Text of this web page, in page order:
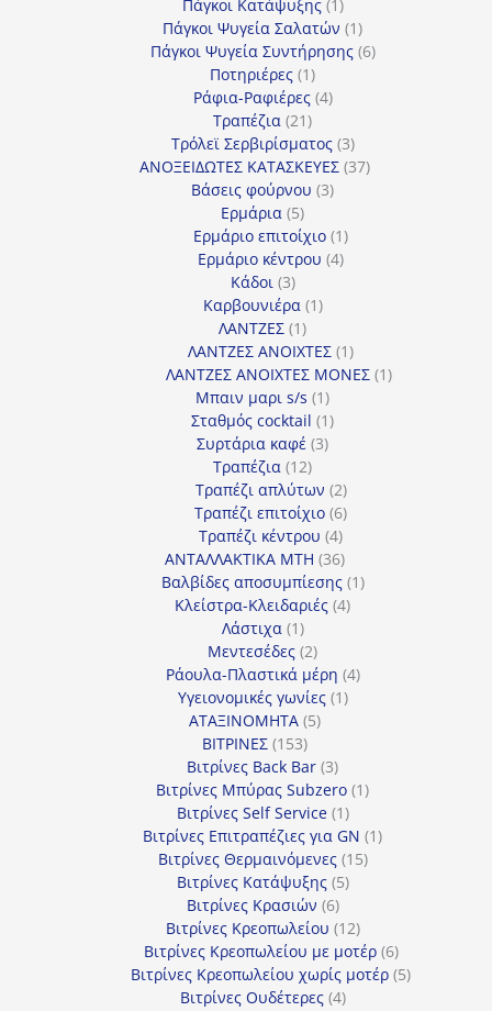
Πάγκοι Κατάψυξης 1
προϊόν
Πάγκοι Ψυγεία Σαλατών 11
προϊόν
Πάγκοι Ψυγεία Συντήρησης 66
Ποτηριέρες 11
προϊόν
Ράφια-Ραφιέρες 44
Τραπέζια 2121
προϊόντα
Τρόλεϊ Σερβιρίσματος 33
προϊόντα
ΑΝΟΞΕΙΔΩΤΕΣ ΚΑΤΑΣΚΕΥΕΣ 3737
Βάσεις φούρνου 33
Ερμάρια 55
προϊόντα
Ερμάριο επιτοίχιο 11
προϊόν
Ερμάριο κέντρου 44
Κάδοι 33
προϊόντα
Καρβουνιέρα 11
ΛΑΝΤΖΕΣ 11
προϊόν
ΛΑΝΤΖΕΣ ΑΝΟΙΧΤΕΣ 11
προϊόν
ΛΑΝΤΖΕΣ ΑΝΟΙΧΤΕΣ ΜΟΝΕΣ 11
Μπαιν μαρι s/s 11
προϊόν
Σταθμός cocktail 11
Συρτάρια καφέ 33
Τραπέζια 1212
προϊόντα
Τραπέζι απλύτων 22
προϊόντα
Τραπέζι επιτοίχιο 66
προϊόντα
Τραπέζι κέντρου 44
προϊόντα
ΑΝΤΑΛΛΑΚΤΙΚΑ MTH 3636
προϊόντα
Βαλβίδες αποσυμπίεσης 11
Κλείστρα-Κλειδαριές 44
Λάστιχα 11
προϊόν
Μεντεσέδες 22
προϊόντα
Ράουλα-Πλαστικά μέρη 44
Υγειονομικές γωνίες 11
ΑΤΑΞΙΝΟΜΗΤΑ 55
ΒΙΤΡΙΝΕΣ 153153
προϊόντα
Βιτρίνες Back Bar 33
προϊόντα
Βιτρίνες Mπύρας Subzero 11
Βιτρίνες Self Service 11
προϊόν
Βιτρίνες Επιτραπέζιες για GN 11
Βιτρίνες Θερμαινόμενες 1515
Βιτρίνες Κατάψυξης 55
Βιτρίνες Κρασιών 66
προϊόντα
Βιτρίνες Κρεοπωλείου 1212
προϊόντα
Βιτρίνες Κρεοπωλείου με μοτέρ 66
προϊόντα
Βιτρίνες Κρεοπωλείου χωρίς μοτέρ 55
Βιτρίνες Ουδέτερες 44